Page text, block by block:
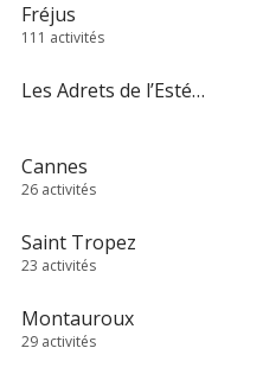
Fréjus
111 activités
Les Adrets de l’Estérel
Cannes
26 activités
Saint Tropez
23 activités
Montauroux
29 activités